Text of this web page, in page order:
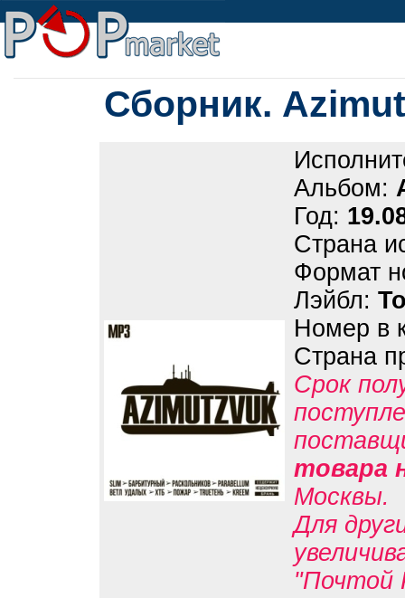
Сборник.
Альбом:
Год:
Страна
Формат
Лэйбл:
Номер в
Страна
Срок
товара
Москвы.
Для
"Почтой